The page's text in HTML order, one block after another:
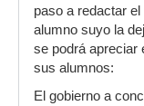
paso a redactar
alumno suyo la
se podrá apreciar
sus alumnos:
El gobierno a